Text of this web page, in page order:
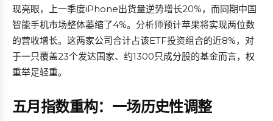
现亮眼，上一季度iPhone出货量逆势增长20%，而同期中国
智能手机市场整体萎缩了4%。分析师预计苹果将实现两位数
的营收增长。这两家公司合计占该ETF投资组合的近8%，对
于一只覆盖23个发达国家、约1300只成分股的基金而言，权
重举足轻重。
五月指数重构：一场历史性调整